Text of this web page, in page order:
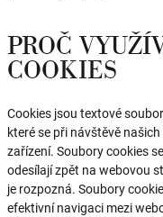
PROČ
COOKIES
Cookies jsou textové
které se při návštěvě
zařízení. Soubory cookies
odesílají zpět na webovou
je rozpozná. Soubory
efektivní navigaci mezi